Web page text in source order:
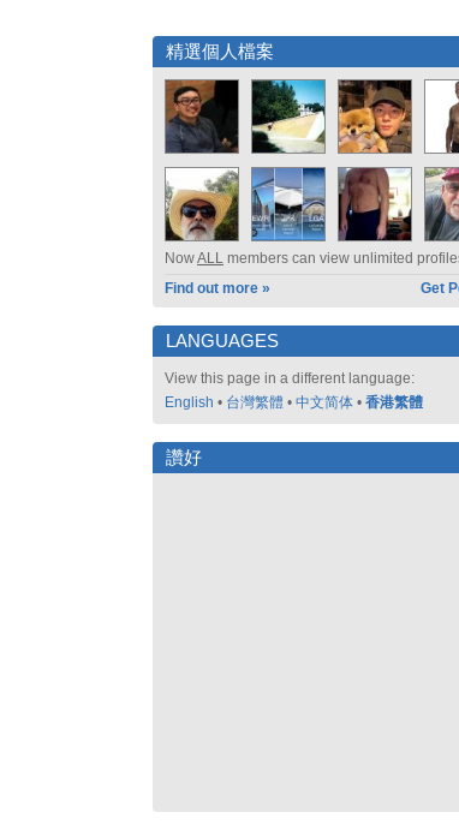
精選個人檔案
NowALL members can view unlimited
Find out more »
Get
LANGUAGES
View this page in a different language:
English • 台灣繁體 • 中文简体 • 香港繁體
讚好